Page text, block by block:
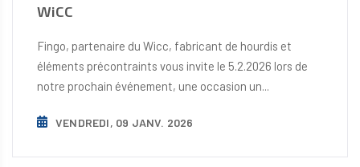
WiCC
Fingo, partenaire du Wicc, fabricant de hourdis et
éléments précontraints vous invite le 5.2.2026 lors de
notre prochain événement, une occasion un...
VENDREDI, 09 JANV. 2026